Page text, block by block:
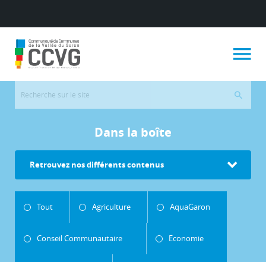
Dans la boîte
Retrouvez nos différents contenus
Tout Agriculture AquaGaron
Conseil Communautaire Economie